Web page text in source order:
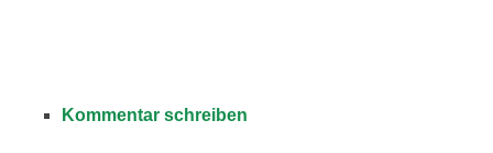
Kommentar schreiben